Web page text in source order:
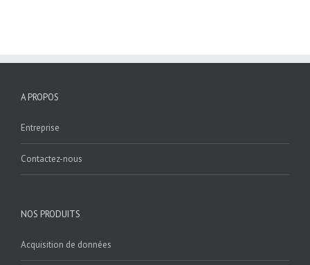
A PROPOS
Entreprise
Contactez-nous
NOS PRODUITS
Acquisition de données